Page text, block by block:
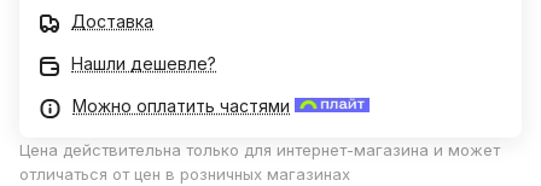
Доставка
Нашли дешевле?
Можно оплатить частями
Цена действительна только для интернет-магазина и может
отличаться от цен в розничных магазинах